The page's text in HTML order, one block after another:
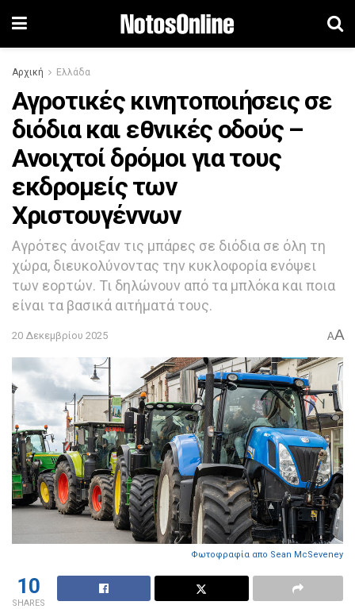
Αρχική Ελλάδα
Αγροτικές κινητοποιήσεις σε
διόδια και εθνικές οδούς –
Ανοιχτοί δρόμοι για τους
εκδρομείς των
Χριστουγέννων
Αγρότες άνοιξαν τις μπάρες σε διόδια σε όλη τη
χώρα, διευκολύνοντας την κυκλοφορία ενόψει
των εορτών. Τι δηλώνουν από τα μπλόκα και ποια
είναι τα βασικά αιτήματά τους.
20 Δεκεμβρίου 2025 AA
Φωτοφραφία απο Sean McSeveney
10
SHARES